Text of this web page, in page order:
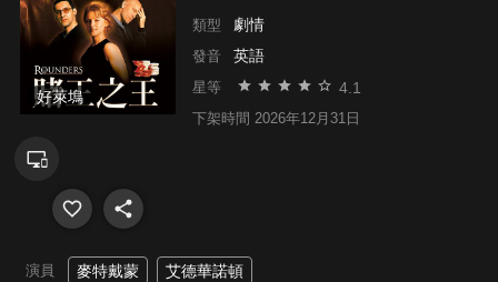
好萊塢
類型 劇情
發音 英語
星等 4.1
下架時間 2026年12月31日
演員 麥特戴蒙 艾德華諾頓